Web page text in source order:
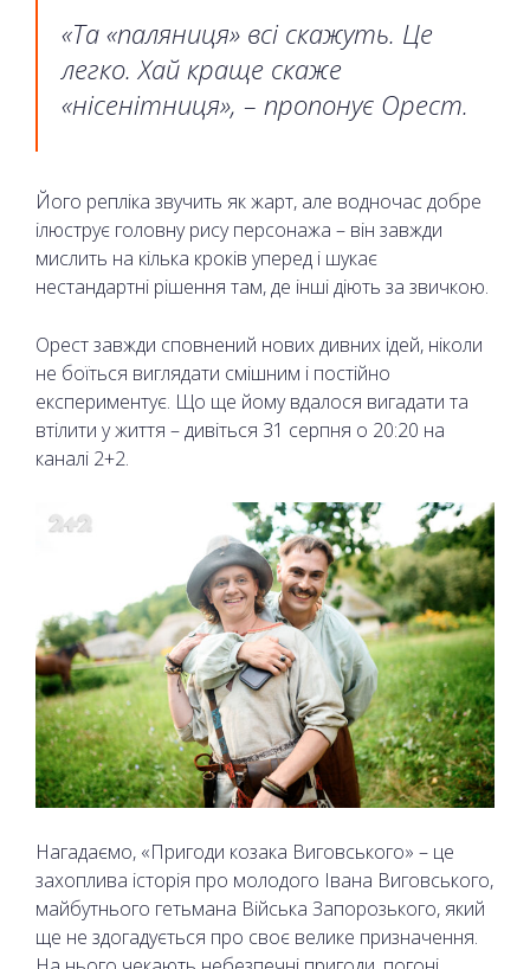
«Та «паляниця» всі скажуть. Це
легко. Хай краще скаже
«нісенітниця», – пропонує Орест.
Його репліка звучить як жарт, але водночас добре
ілюструє головну рису персонажа – він завжди
мислить на кілька кроків уперед і шукає
нестандартні рішення там, де інші діють за звичкою.
Орест завжди сповнений нових дивних ідей, ніколи
не боїться виглядати смішним і постійно
експериментує. Що ще йому вдалося вигадати та
втілити у життя – дивіться 31 серпня о 20:20 на
каналі 2+2.
Нагадаємо, «Пригоди козака Виговського» – це
захоплива історія про молодого Івана Виговського,
майбутнього гетьмана Війська Запорозького, який
ще не здогадується про своє велике призначення.